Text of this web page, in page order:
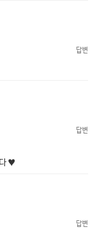
답변
답변
♥
답변